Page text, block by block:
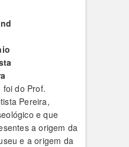
foi do Prof.
Pereira,
e que
a origem da
e a origem da